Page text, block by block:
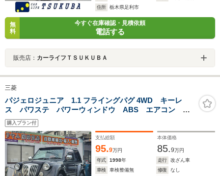
住所
栃木県足利市
無
料
今すぐ在庫確認・見積依頼
電話する
販売店： カーライフＴＳＵＫＵＢＡ
三菱
パジェロジュニア 1.1 フライングパグ 4WD キーレ
ス パワステ パワーウィンドウ ABS エアコン エ
アバック 4WD車アルミホイール 運転席エアバッグフ
ロントフォグランプ3
購入プラン付
支払総額
95.9万円
本体価格
85.9万円
年式
1998年 走行
改ざん車
車検
車検整備無 修復
なし